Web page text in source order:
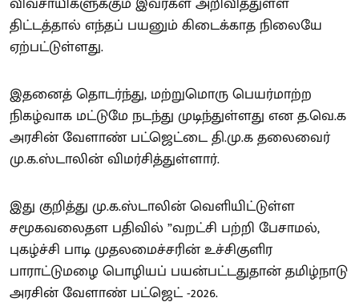
திட்டத்தால் எந்தப் பயனும் கிடைக்காத நிலையே
ஏற்பட்டுள்ளது.
இதனைத் தொடர்ந்து, மற்றுமொரு பெயர்மாற்ற
நிகழ்வாக மட்டுமே நடந்து முடிந்துள்ளது என த.வெ.க
அரசின் வேளாண் பட்ஜெட்டை தி.மு.க தலைவைர்
மு.க.ஸ்டாலின் விமர்சித்துள்ளார்.
இது குறித்து மு.க.ஸ்டாலின் வெளியிட்டுள்ள
சமூகவலைதள பதிவில் ”வறட்சி பற்றி பேசாமல்,
புகழ்ச்சி பாடி முதலமைச்சரின் உச்சிகுளிர
பாராட்டுமழை பொழியப் பயன்பட்டதுதான் தமிழ்நாடு
அரசின் வேளாண் பட்ஜெட் -2026.